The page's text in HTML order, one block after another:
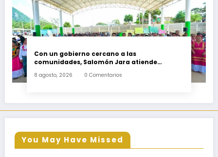
Con un gobierno cercano a las
comunidades, Salomón Jara atiende
Tenango
8 agosto, 2026 0 Comentarios
You May Have Missed